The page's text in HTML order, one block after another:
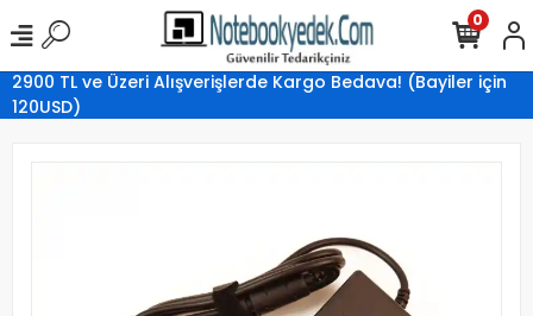
2900 TL ve Üzeri Alışverişlerde Kargo Bedava! (Bayiler için
120USD)
0